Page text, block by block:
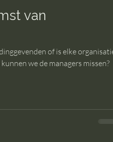
van
we de managers missen?